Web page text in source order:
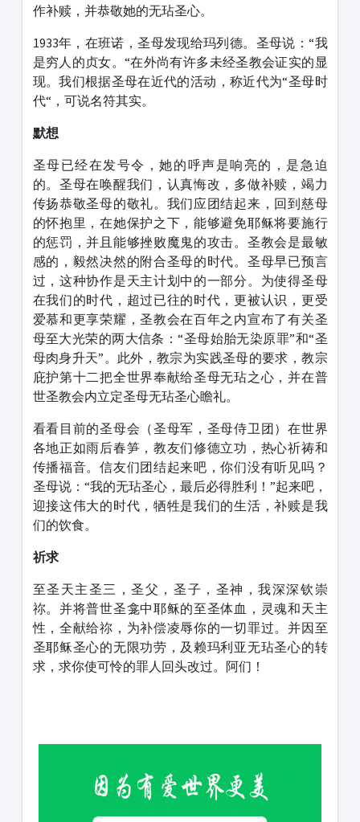
作补赎，并恭敬她的无玷圣心。
1933年，在班诺，圣母发现给玛列德。圣母说：“我
是穷人的贞女。“在外尚有许多未经圣教会证实的显
现。我们根据圣母在近代的活动，称近代为“圣母时
代“，可说名符其实。
默想
圣母已经在发号令，她的呼声是响亮的，是急迫
的。圣母在唤醒我们，认真悔改，多做补赎，竭力
传扬恭敬圣母的敬礼。我们应团结起来，回到慈母
的怀抱里，在她保护之下，能够避免耶稣将要施行
的惩罚，并且能够挫败魔鬼的攻击。圣教会是最敏
感的，毅然决然的附合圣母的时代。圣母早已预言
过，这种协作是天主计划中的一部分。为使得圣母
在我们的时代，超过已往的时代，更被认识，更受
爱慕和更享荣耀，圣教会在百年之内宣布了有关圣
母至大光荣的两大信条：“圣母始胎无染原罪”和“圣
母肉身升天”。此外，教宗为实践圣母的要求，教宗
庇护第十二把全世界奉献给圣母无玷之心，并在普
世圣教会内立定圣母无玷圣心瞻礼。
看看目前的圣母会（圣母军，圣母侍卫团）在世界
各地正如雨后春笋，教友们修德立功，热心祈祷和
传播福音。信友们团结起来吧，你们没有听见吗？
圣母说：“我的无玷圣心，最后必得胜利！”起来吧，
迎接这伟大的时代，牺牲是我们的生活，补赎是我
们的饮食。
祈求
至圣天主圣三，圣父，圣子，圣神，我深深钦崇
祢。并将普世圣龛中耶稣的至圣体血，灵魂和天主
性，全献给祢，为补偿凌辱你的一切罪过。并因至
圣耶稣圣心的无限功劳，及赖玛利亚无玷圣心的转
求，求你使可怜的罪人回头改过。阿们！